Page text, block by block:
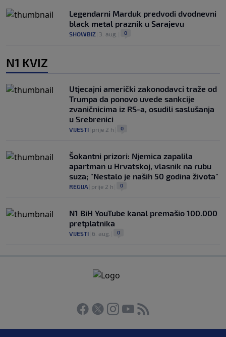
Legendarni Marduk predvodi dvodnevni
black metal praznik u Sarajevu
SHOWBIZ 3. aug. 0
N1 KVIZ
Utjecajni američki zakonodavci traže od
Trumpa da ponovo uvede sankcije
zvaničnicima iz RS-a, osudili saslušanja
u Srebrenici
VIJESTI prije 2 h 0
Šokantni prizori: Njemica zapalila
apartman u Hrvatskoj, vlasnik na rubu
suza; "Nestalo je naših 50 godina života"
REGIJA prije 2 h 0
N1 BiH YouTube kanal premašio 100.000
pretplatnika
VIJESTI 6. aug. 0